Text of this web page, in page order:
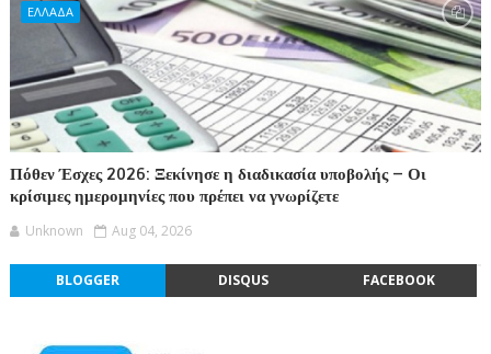
ΕΛΛΑΔΑ
Πόθεν Έσχες 2026: Ξεκίνησε η διαδικασία υποβολής – Οι
κρίσιμες ημερομηνίες που πρέπει να γνωρίζετε
Unknown Aug 04, 2026
BLOGGER DISQUS FACEBOOK